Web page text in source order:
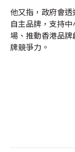
他又指，政府會
自主品牌，支持
場、推動香港品
牌競爭力。